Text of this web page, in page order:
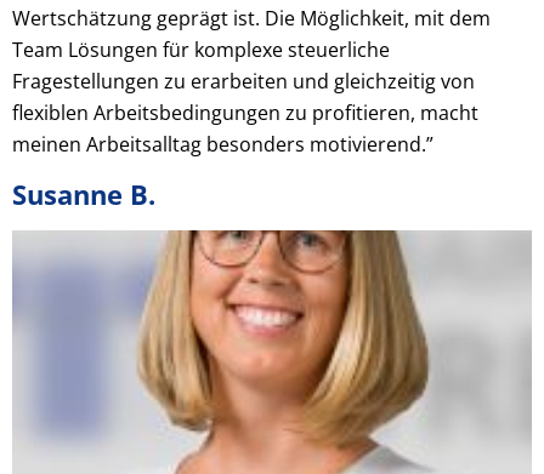
Wertschätzung geprägt ist. Die Möglichkeit, mit dem
Team Lösungen für komplexe steuerliche
Fragestellungen zu erarbeiten und gleichzeitig von
flexiblen Arbeitsbedingungen zu profitieren, macht
meinen Arbeitsalltag besonders motivierend.”
Susanne B.